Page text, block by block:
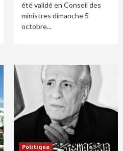
été validé en Conseil des
ministres dimanche 5
octobre...
Politique